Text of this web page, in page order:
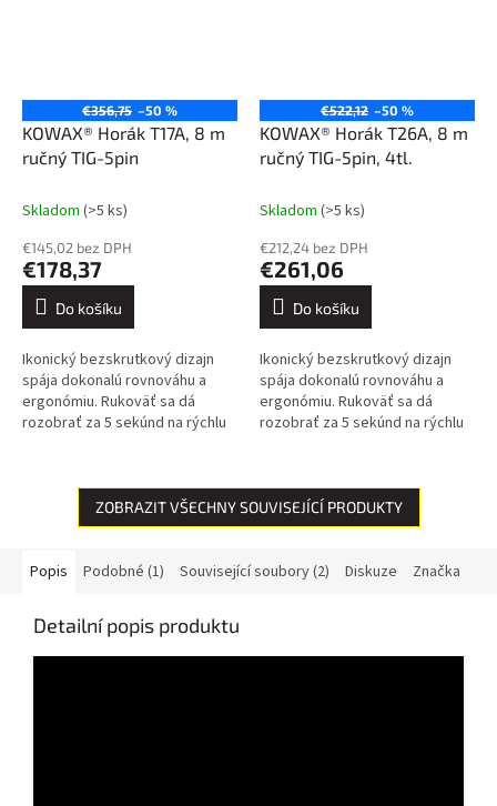
€356,75 –50 %
KOWAX® Horák T17A, 8 m
ručný TIG-5pin
Skladom (>5 ks)
€145,02 bez DPH
€178,37
Do košíku
Ikonický bezskrutkový dizajn
spája dokonalú rovnováhu a
ergonómiu. Rukoväť sa dá
rozobrať za 5 sekúnd na rýchlu
výmena....
€522,12 –50 %
KOWAX® Horák T26A, 8 m
ručný TIG-5pin, 4tl.
Skladom (>5 ks)
€212,24 bez DPH
€261,06
Do košíku
Ikonický bezskrutkový dizajn
spája dokonalú rovnováhu a
ergonómiu. Rukoväť sa dá
rozobrať za 5 sekúnd na rýchlu
výmena....
ZOBRAZIT VŠECHNY SOUVISEJÍCÍ PRODUKTY
Popis Podobné (1) Související soubory (2) Diskuze Značka
Detailní popis produktu